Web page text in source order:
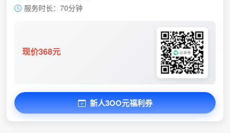
服务时长：70分钟
现价368元
新人3OO元福利券